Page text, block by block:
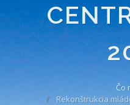
Čo
Rekonštrukcia